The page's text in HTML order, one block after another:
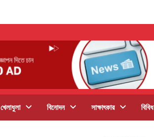
খেলাধুলা বিনোদন সাক্ষাৎকার বিবিধ